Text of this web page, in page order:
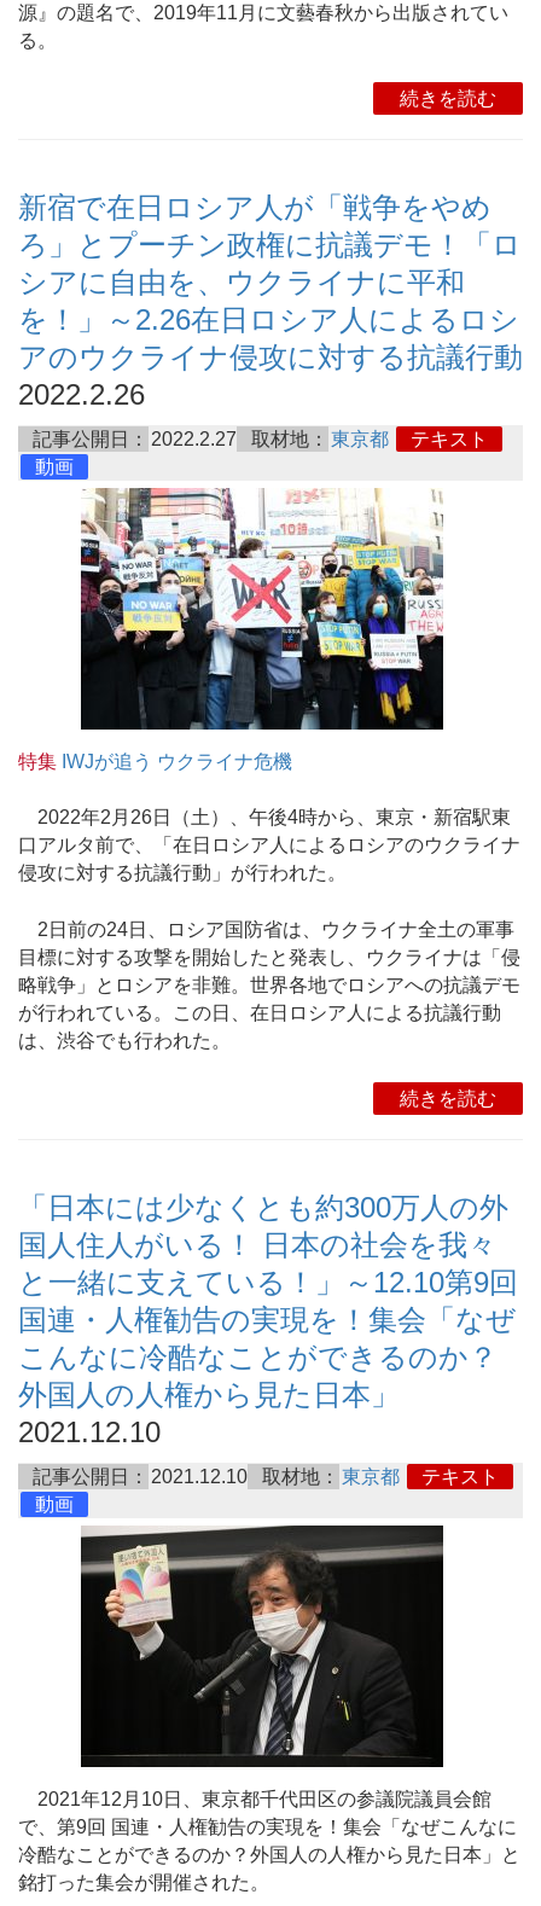
源』の題名で、2019年11月に文藝春秋から出版されてい
る。
続きを読む
新宿で在日ロシア人が「戦争をやめ
ろ」とプーチン政権に抗議デモ！「ロ
シアに自由を、ウクライナに平和
を！」～2.26在日ロシア人によるロシ
アのウクライナ侵攻に対する抗議行動
2022.2.26
記事公開日： 2022.2.27 取材地： 東京都
テキスト
動画
特集 IWJが追う ウクライナ危機
2022年2月26日（土）、午後4時から、東京・新宿駅東
口アルタ前で、「在日ロシア人によるロシアのウクライナ
侵攻に対する抗議行動」が行われた。
2日前の24日、ロシア国防省は、ウクライナ全土の軍事
目標に対する攻撃を開始したと発表し、ウクライナは「侵
略戦争」とロシアを非難。世界各地でロシアへの抗議デモ
が行われている。この日、在日ロシア人による抗議行動
は、渋谷でも行われた。
続きを読む
「日本には少なくとも約300万人の外
国人住人がいる！ 日本の社会を我々
と一緒に支えている！」～12.10第9回
国連・人権勧告の実現を！集会「なぜ
こんなに冷酷なことができるのか？
外国人の人権から見た日本」
2021.12.10
記事公開日： 2021.12.10 取材地： 東京都
テキスト
動画
2021年12月10日、東京都千代田区の参議院議員会館
で、第9回 国連・人権勧告の実現を！集会「なぜこんなに
冷酷なことができるのか？外国人の人権から見た日本」と
銘打った集会が開催された。